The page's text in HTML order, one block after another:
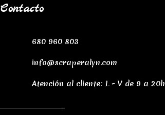
Contacto
680 960 803
info@scraperalyn.com
Atención al cliente: L - V de 9 a 20h